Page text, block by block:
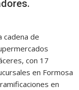
cadena de
con 17
en Formosa
en